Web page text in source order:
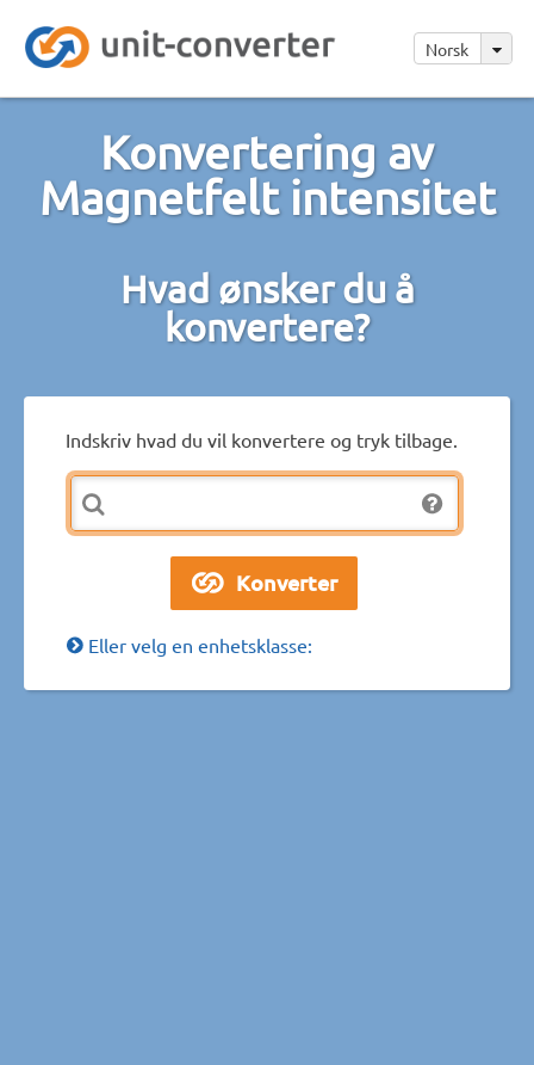
Norsk
Konvertering av
Magnetfelt intensitet
Hvad ønsker du å
konvertere?
Indskriv hvad du vil konvertere og tryk tilbage.
Eller velg en enhetsklasse: